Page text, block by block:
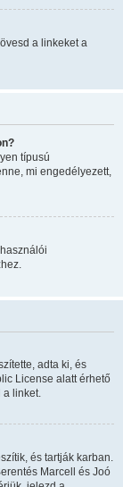
a linkeket a
típusú
mi engedélyezett,
adta ki, és
License alatt érhető
a linket.
és tartják karban.
Marcell és Joó